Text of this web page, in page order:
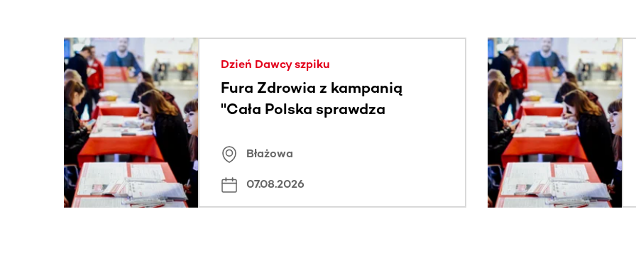
Ta sekcja zawiera treści przewijane w poziomie. Użyj klawisza Tab lub przesuń palcem, aby zobaczyć
Dzień Dawcy szpiku
Fura Zdrowia z kampanią
"Cała Polska sprawdza
Błażowa
07.08.2026